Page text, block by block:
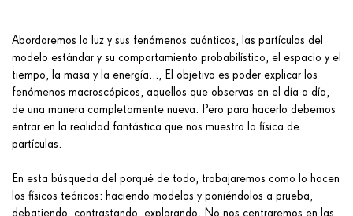
Abordaremos la luz y sus fenómenos cuánticos, las partículas del
modelo estándar y su comportamiento probabilístico, el espacio y el
tiempo, la masa y la energía..., El objetivo es poder explicar los
fenómenos macroscópicos, aquellos que observas en el día a día,
de una manera completamente nueva. Pero para hacerlo debemos
entrar en la realidad fantástica que nos muestra la física de
partículas.
En esta búsqueda del porqué de todo, trabajaremos como lo hacen
los físicos teóricos: haciendo modelos y poniéndolos a prueba,
debatiendo, contrastando, explorando. No nos centraremos en las